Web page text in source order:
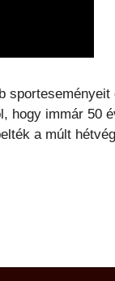
hogy immár 50
a múlt